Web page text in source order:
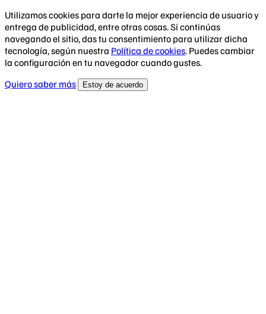
Utilizamos cookies para darte la mejor experiencia de usuario y
entrega de publicidad, entre otras cosas. Si continúas
navegando el sitio, das tu consentimiento para utilizar dicha
tecnología, según nuestra Política de cookies. Puedes cambiar
la configuración en tu navegador cuando gustes.
Quiero saber más
Estoy de acuerdo